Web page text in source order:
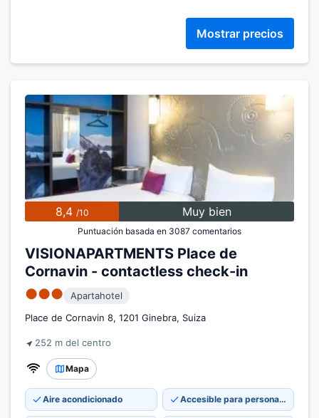
Mostrar precios
8,4 /10 Muy bien
Puntuación basada en 3087 comentarios
VISIONAPARTMENTS Place de
Cornavin - contactless check-in
●●●
Apartahotel
Place de Cornavin 8, 1201 Ginebra, Suiza
252 m del centro
Mapa
Aire acondicionado Accesible para personas con movilidad reducida